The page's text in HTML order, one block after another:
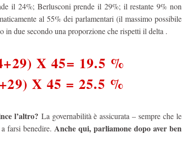
il 24%; Berlusconi prende il 29%; il restante 9% non
al 55% dei parlamentari (il massimo possibile
in due secondo una proporzione che rispetti il delta .
X 45= 19.5 %
X 45 = 25.5 %
l’altro? La governabilità è assicurata – sempre che le
farsi benedire. Anche qui, parliamone dopo aver ben